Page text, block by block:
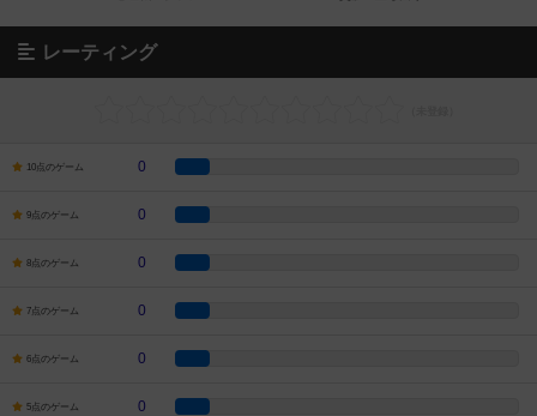
レーティング
10点のゲーム 0
9点のゲーム 0
8点のゲーム 0
7点のゲーム 0
6点のゲーム 0
5点のゲーム 0